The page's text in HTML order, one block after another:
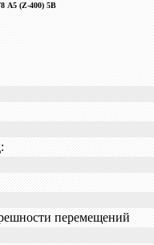
А5 (Z-400) 5В
перемещений